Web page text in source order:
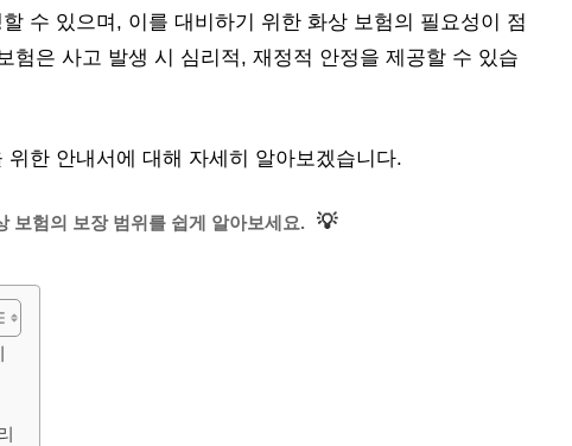
수 있으며, 이를 대비하기 위한 화상 보험의 필요성이 점
험은 사고 발생 시 심리적, 재정적 안정을 제공할 수 있습
한 안내서에 대해 자세히 알아보겠습니다.
보험의 보장 범위를 쉽게 알아보세요. 💡